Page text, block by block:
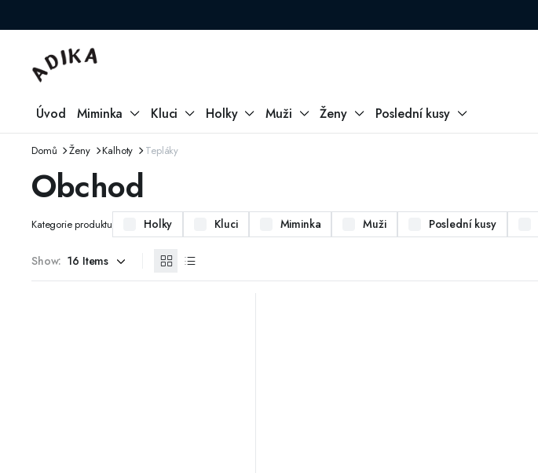
Úvod Miminka Kluci Holky Muži Ženy Poslední kusy
Domů Ženy Kalhoty Tepláky
Obchod
Kategorie produktu Holky Kluci Miminka Muži Poslední kusy
Show: